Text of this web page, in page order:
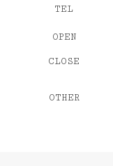
TEL
OPEN
CLOSE
OTHER